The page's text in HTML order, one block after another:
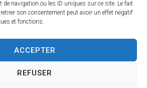
de navigation ou les ID uniques sur ce site. Le fait
son consentement peut avoir un effet négatif
et fonctions.
ACCEPTER
REFUSER
lundi au vendredi :